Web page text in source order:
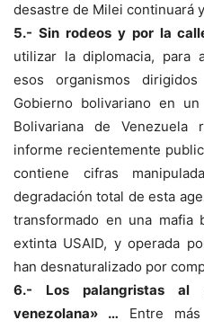
desastre de Milei continuará
5.- Sin rodeos y por la
utilizar la diplomacia, para
esos organismos
Gobierno bolivariano en
Bolivariana de Venezuela
informe recientemente
contiene cifras
degradación total de esta
transformado en una mafia
extinta USAID, y operada
han desnaturalizado por
6.- Los palangristas al
venezolana» …
Entre